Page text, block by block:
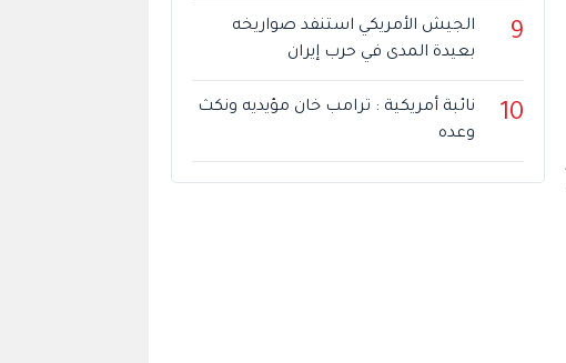
9
الجيش الأمريكي استنفد صواريخه
بعيدة المدى في حرب إيران
10
نائبة أمريكية : ترامب خان مؤيديه ونكث
وعده